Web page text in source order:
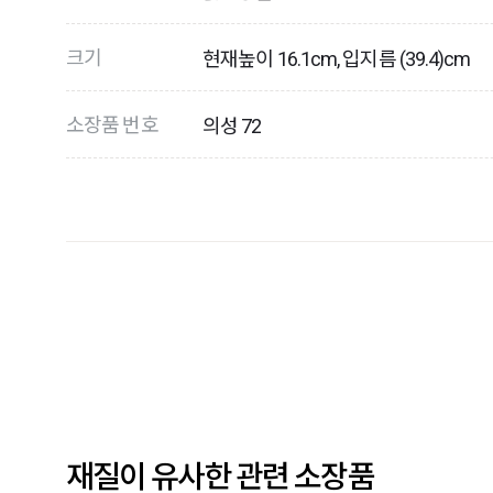
크기 현재높이 16.1cm, 입지름 (39.4)cm
소장품 번호 의성 72
재질이 유사한 관련 소장품